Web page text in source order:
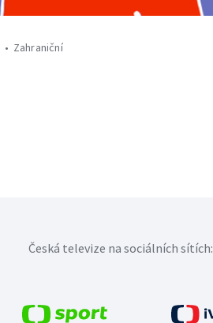
Zahraniční
Česká televize na sociálních sítích: